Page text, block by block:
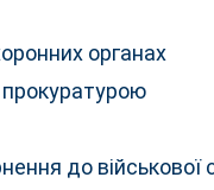
органах
прокуратурою
до військової